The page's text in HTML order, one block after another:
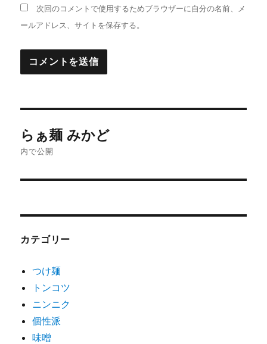
次回のコメントで使用するためブラウザーに自分の名前、メ
ールアドレス、サイトを保存する。
稿
ゲ
ー
シ
ン
らぁ麺 みかど
内で公開
カテゴリー
つけ麺
トンコツ
ニンニク
個性派
味噌